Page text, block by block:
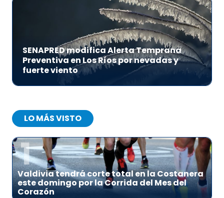
SENAPRED modifica Alerta Temprana
Preventiva en Los Ríos por nevadas y
fuerte viento
LO MÁS VISTO
1
Valdivia tendrá corte total en la Costanera
este domingo por la Corrida del Mes del
Corazón